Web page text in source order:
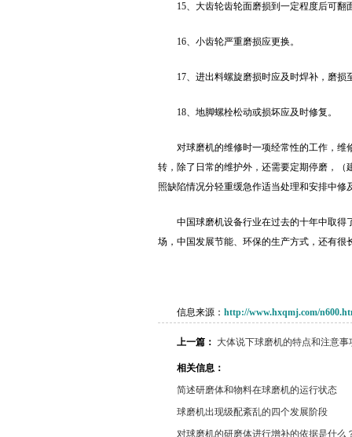
15、大齿轮齿轮面磨损到一定程度后可翻
16、小齿轮严重磨损应更换。
17、进出料螺旋磨损时应及时焊补，磨损
18、地脚螺栓松动或损坏应及时修复。
对球磨机的维修时一项经常性的工作，
转，除了日常的维护外，还需要定期停磨，
照缺陷情况分轻重缓急作适当处理和安排中修
中国球磨机设备行业在过去的十年中取得
场，中国发展节能、环保的生产方式，还有
信息来源： http://www.hxqmj.com/
上一篇： 大体说下球磨机的特点和注意事
相关信息：
简述研磨体和物料在球磨机的运行状态
球磨机出现级配紊乱的四个发展阶段
对球磨机的研磨体进行增补的依据是什么